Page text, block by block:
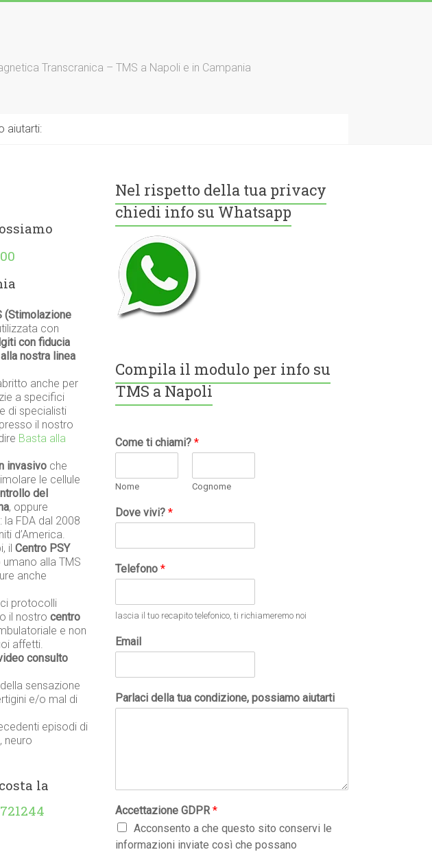
Transcranica – TMS a Napoli e in Campania
aiutarti:
(Stimolazione
con
con fiducia
nostra linea
anche per
a specifici
di specialisti
il nostro
Basta alla
invasivo che
le cellule
del
, oppure
FDA dal 2008
d’America.
il Centro PSY
alla TMS
anche
protocolli
il nostro centro
e non
affetti.
consulto
sensazione
e/o mal di
episodi di
neuro
la
Nel rispetto della tua privacy
chiedi info su Whatsapp
Compila il modulo per info su
TMS a Napoli
Come ti chiami?*
Nome Cognome
Dove vivi?*
Telefono*
lascia il tuo recapito telefonico, ti richiameremo noi
Email
Parlaci della tua condizione, possiamo aiutarti
Accettazione GDPR*
Acconsento a che questo sito conservi le
informazioni inviate così che possano